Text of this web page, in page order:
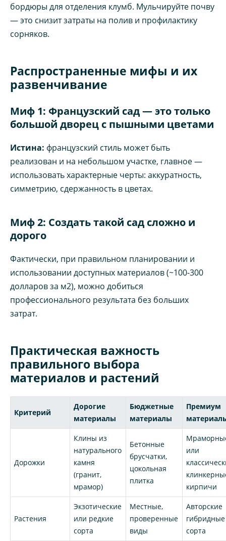
бордюры для отделения клумб. Мульчируйте почву
— это снизит затраты на полив и профилактику
сорняков.
Распространенные мифы и их
развенчивание
Миф 1: Французский сад — это только
большой дворец с пышными цветами
Истина: французский стиль может быть
реализован и на небольшом участке, главное —
использовать характерные черты: аккуратность,
симметрию, сдержанность в цветах.
Миф 2: Создать такой сад сложно и
дорого
Фактически, при правильном планировании и
использовании доступных материалов (~100-300
долларов за м2), можно добиться
профессионального результата без больших
затрат.
Практическая важность
правильного выбора
материалов и растений
Критерий
Дорогие
материалы
Бюджетные
материалы
Премиум
Дорожки
Клины из
натурального
камня
(гранит,
мрамор)
Бетонные
брусчатки,
цокольная
плитка
или
кирпичи
Растения
Экзотические
или редкие
сорта
Местные,
проверенные
виды
Авторские
гибридные
сорта